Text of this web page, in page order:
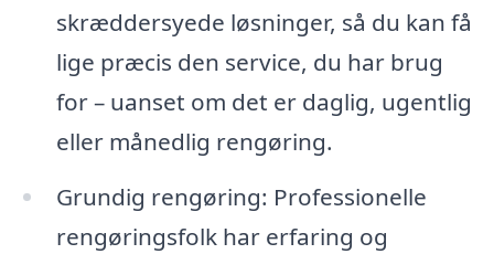
skræddersyede løsninger, så du kan få
lige præcis den service, du har brug
for – uanset om det er daglig, ugentlig
eller månedlig rengøring.
Grundig rengøring: Professionelle
rengøringsfolk har erfaring og